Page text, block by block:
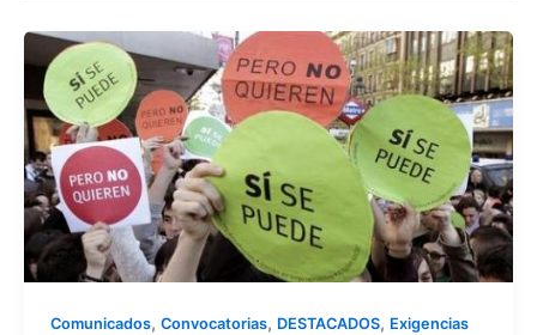
Comunicados, Convocatorias, DESTACADOS, Exigencias